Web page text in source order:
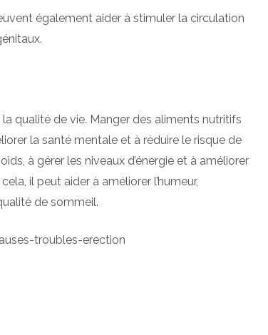
également aider à stimuler la circulation
qualité de vie. Manger des aliments nutritifs
la santé mentale et à réduire le risque de
à gérer les niveaux d’énergie et à améliorer
il peut aider à améliorer l’humeur,
de sommeil.
troubles-erection